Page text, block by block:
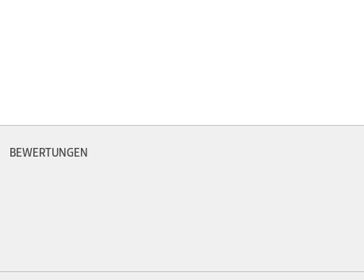
BEWERTUNGEN